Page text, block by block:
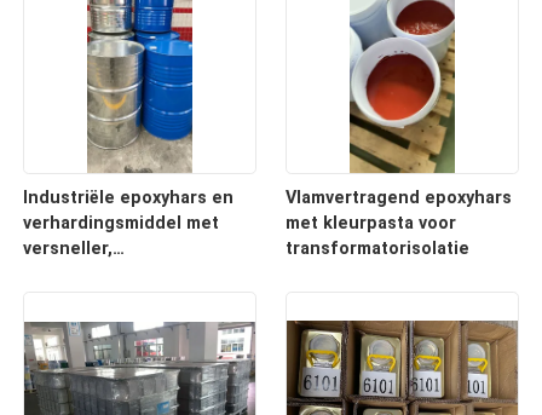
Industriële epoxyhars en
verhardingsmiddel met
versneller,
Vlamvertragend epoxyhars
met kleurpasta voor
transformatorisolatie